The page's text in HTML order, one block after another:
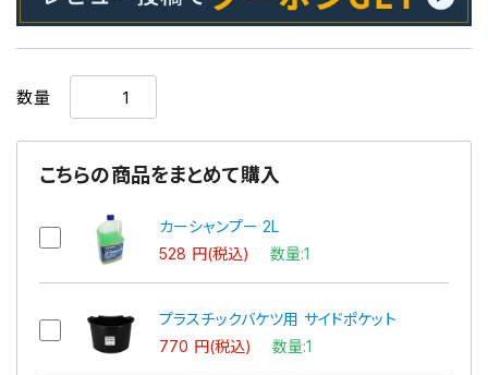
数量
こちらの商品をまとめて購入
カーシャンプー 2L
528 円(税込) 数量:1
プラスチックバケツ用 サイドポケット
770 円(税込) 数量:1